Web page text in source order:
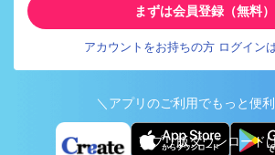
まずは会員登録（無料）
アカウントをお持ちの方 ログイン
＼アプリのご利用でもっと便
アプリ版ダウンロード